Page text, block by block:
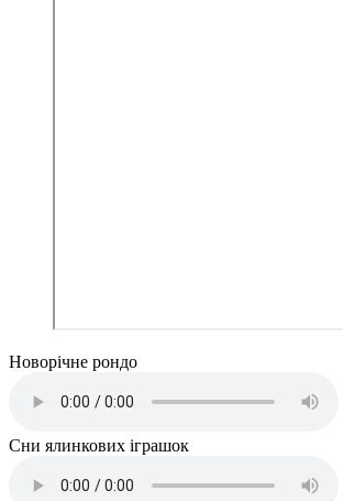
Новорічне рондо
Сни ялинкових іграшок